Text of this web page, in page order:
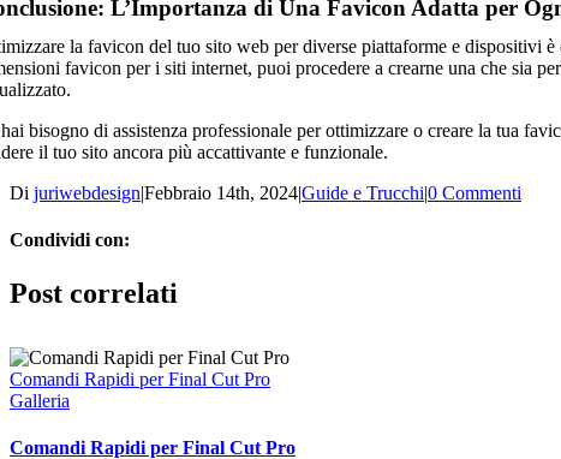
L’Importanza di Una Favicon Adatta per
la favicon del tuo sito web per diverse piattaforme e dispositivi è
favicon per i siti internet, puoi procedere a crearne una che sia
bisogno di assistenza professionale per ottimizzare o creare la tua
il tuo sito ancora più accattivante e funzionale.
Di juriwebdesign|Febbraio 14th, 2024|Guide e Trucchi|0 Commenti
Condividi con:
Facebook
WhatsApp
Telegram
Email
Post correlati
Comandi Rapidi per Final Cut Pro
Galleria
Comandi Rapidi per Final Cut Pro